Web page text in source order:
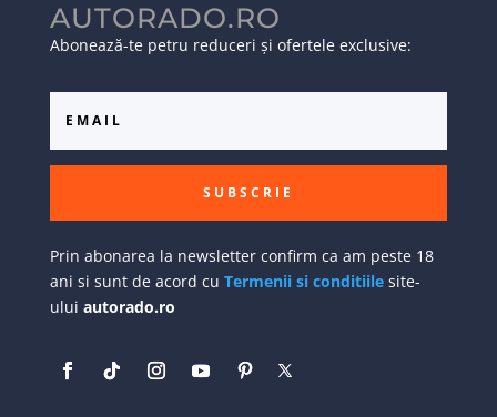
AUTORADO.RO
Abonează-te petru reduceri și ofertele exclusive:
SUBSCRIE
Prin abonarea la newsletter confirm ca am peste 18
ani si sunt de acord cu Termenii si conditiilesite-
ului autorado.ro